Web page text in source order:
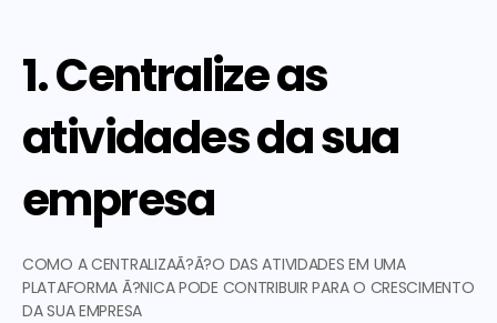
1. Centralize as
atividades da sua
empresa
COMO A CENTRALIZAÃ?Ã?O DAS ATIVIDADES EM UMA
PLATAFORMA Ã?NICA PODE CONTRIBUIR PARA O CRESCIMENTO
DA SUA EMPRESA